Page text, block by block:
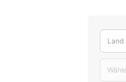
Land